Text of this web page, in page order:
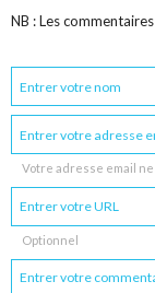
NB : Les
Votre adresse email
Optionnel